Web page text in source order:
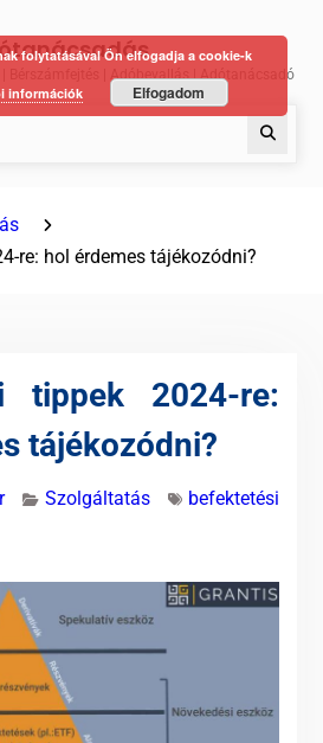
| Bérszámfejtés | Adóbevallás | Adótanácsadó
re: hol érdemes tájékozódni?
tippek 2024-re:
tájékozódni?
Szolgáltatás
befektetési
folytatásával Ön elfogadja a cookie-k
információk Elfogadom